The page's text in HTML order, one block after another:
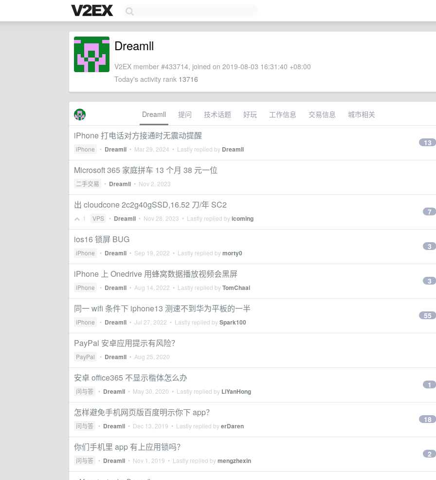
Dreamll
V2EX member #433714, joined on 2019-08-03 16:31:40 +08:00
Today's activity rank 13716
Dreamll 提问 技术话题 好玩 工作信息 交易信息 城市相关
iPhone 打电话对方接通时无震动提醒
iPhone • Dreamll • Mar 29, 2024 • Lastly replied by Dreamll
13
Microsoft 365 家庭拼车 13 个月 38 元一位
二手交易 • Dreamll • Nov 2, 2023
出 cloudcone 2c2g40gSSD,16.52 刀/年 SC2
1 VPS • Dreamll • Nov 28, 2023 • Lastly replied byicoming
7
ios16 锁屏 BUG
iPhone • Dreamll • Sep 19, 2022 • Lastly replied bymorty0
3
iPhone 上 Onedrive 用蜂窝数据播放视频会黑屏
iPhone • Dreamll • Aug 14, 2022 • Lastly replied byTomChaai
3
同一 wifi 条件下 iphone13 测速不到华为平板的一半
iPhone • Dreamll • Jul 27, 2022 • Lastly replied bySpark100
55
PayPal 安卓应用提示有风险？
PayPal • Dreamll • Aug 25, 2020
安卓 office365 不显示楷体怎么办
问与答 • Dreamll • May 30, 2020 • Lastly replied by LiYanHong
1
怎样避免手机网页版百度明示你下 app？
问与答 • Dreamll • Dec 13, 2019 • Lastly replied byerDaren
18
你们手机里 app 有上应用锁吗？
问与答 • Dreamll • Nov 1, 2019 • Lastly replied bymengzhexin
2